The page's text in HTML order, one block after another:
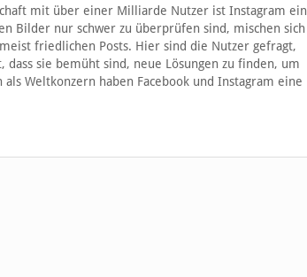
mit über einer Milliarde Nutzer ist Instagram ein
Bilder nur schwer zu überprüfen sind, mischen sich
friedlichen Posts. Hier sind die Nutzer gefragt,
sie bemüht sind, neue Lösungen zu finden, um
Weltkonzern haben Facebook und Instagram eine